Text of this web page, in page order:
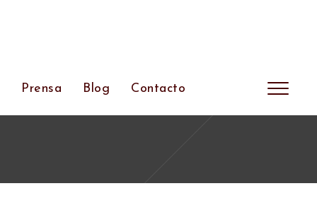
Prensa Blog Contacto